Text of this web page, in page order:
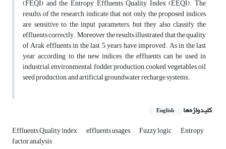
(FEQI) and the Entropy Effluents Quality Index (EEQI). The
results of the research indicate that not only the proposed indices
are sensitive to the input parameters, but they also classify the
effluents correctly. Moreover, the results illustrated that the quality
of Arak effluents in the last 5 years have improved. As in the last
year, according to the new indices, the effluents can be used in
industrial, environmental, fodder production, cooked vegetables, oil
seed production, and artificial groundwater recharge systems.
کلیدواژه‌ها English
Effluents Quality index effluents usages Fuzzy logic Entropy
factor analysis